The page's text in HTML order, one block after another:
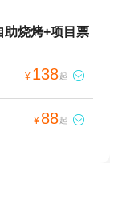
助烧烤+项目票
¥ 138起 
¥ 88起 